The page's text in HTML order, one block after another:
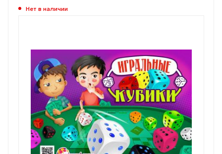
Нет в наличии